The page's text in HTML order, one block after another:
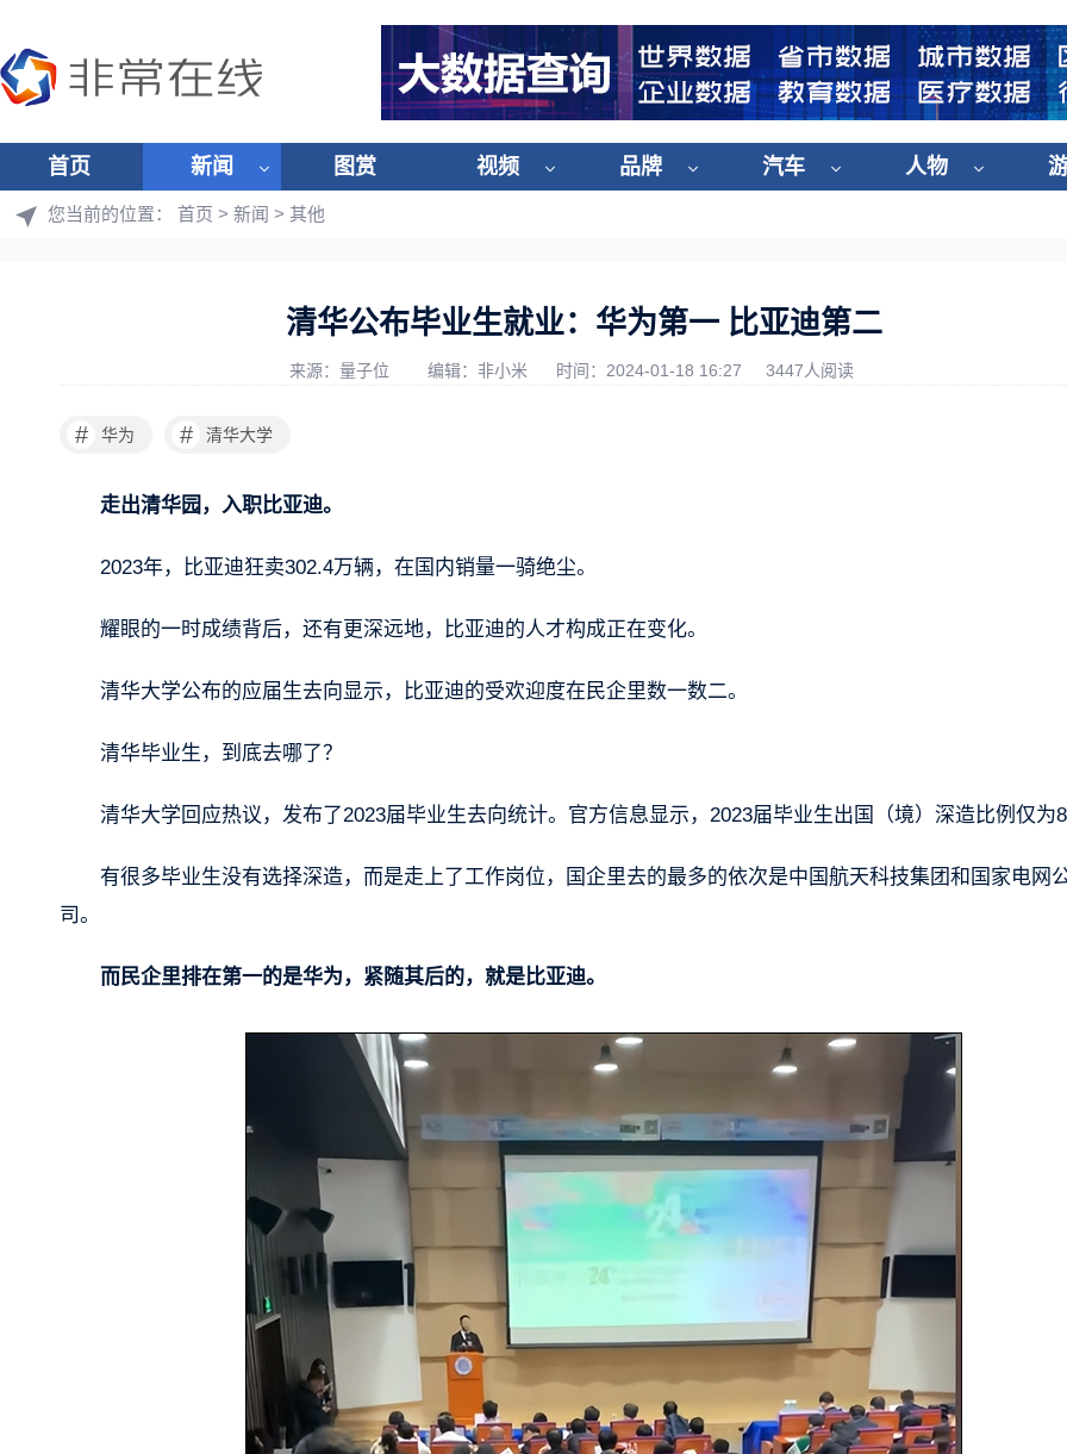
首页 新闻 图赏 视频 品牌 汽车 人物
您当前的位置： 首页 > 新闻 > 其他
清华公布毕业生就业：华为第一 比亚迪第二
来源：量子位 编辑：非小米 时间：2024-01-18 16:27 3447人阅读
# 华为 # 清华大学
走出清华园，入职比亚迪。
2023年，比亚迪狂卖302.4万辆，在国内销量一骑绝尘。
耀眼的一时成绩背后，还有更深远地，比亚迪的人才构成正在变化。
清华大学公布的应届生去向显示，比亚迪的受欢迎度在民企里数一数二。
清华毕业生，到底去哪了？
清华大学回应热议，发布了2023届毕业生去向统计。官方信息显示，2023届毕业生出国（境）深造比例仅为
有很多毕业生没有选择深造，而是走上了工作岗位，国企里去的最多的依次是中国航天科技集团和国家电网
司。
而民企里排在第一的是华为，紧随其后的，就是比亚迪。